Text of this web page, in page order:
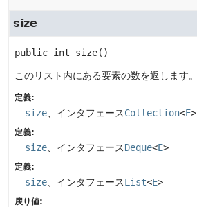
size
public int size()
このリスト内にある要素の数を返します。
定義:
size 、インタフェースCollection<E>
定義:
size 、インタフェースDeque<E>
定義:
size 、インタフェースList<E>
戻り値: